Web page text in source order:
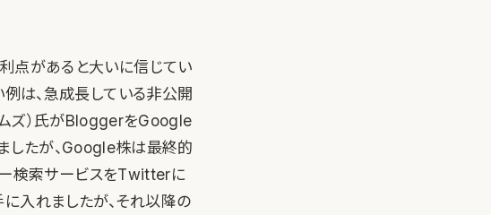
点があると大いに信じてい
は、急成長している非公開
ムズ）氏がBloggerをGoogle
したが、Google株は最終的
検索サービスをTwitterに
入れましたが、それ以降の